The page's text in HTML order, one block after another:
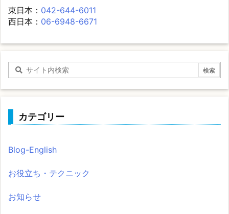
東日本： 042-644-6011
西日本： 06-6948-6671
カテゴリー
Blog-English
お役立ち・テクニック
お知らせ